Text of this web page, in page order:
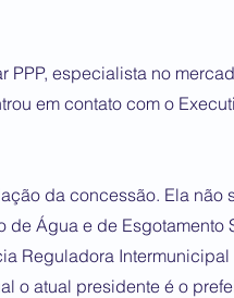
PPP, especialista no
em contato com o
da concessão. Ela não
Água e de Esgotamento
Reguladora
o atual presidente é o